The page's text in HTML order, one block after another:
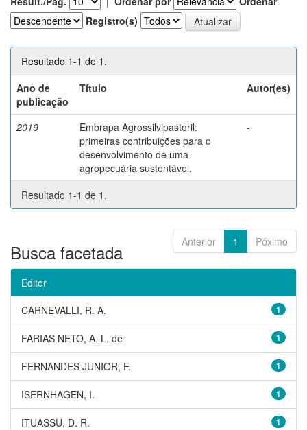
Registro(s)
Resultado 1-1 de 1.
Ano de
publicação
Título Autor(es)
2019
Embrapa Agrossilvipastoril:
primeiras contribuições para o
desenvolvimento de uma
agropecuária sustentável.
-
Resultado 1-1 de 1.
Anterior 1 Póximo
Busca facetada
Editor
1
CARNEVALLI, R. A.
1
FARIAS NETO, A. L. de
1
FERNANDES JUNIOR, F.
1
ISERNHAGEN, I.
1
ITUASSU, D. R.